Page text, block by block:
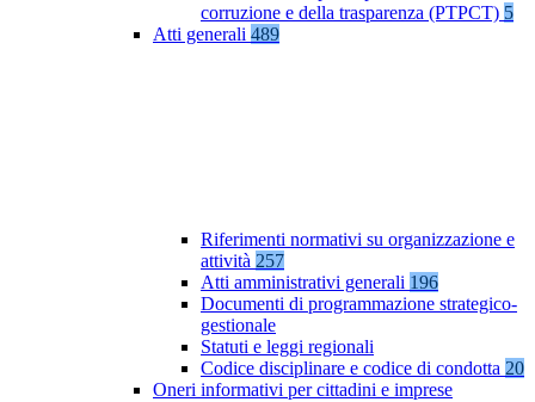
corruzione e della trasparenza (PTPCT) 5
Atti generali 489
Riferimenti normativi su organizzazione e
attività 257
Atti amministrativi generali 196
Documenti di programmazione strategico-
gestionale
Statuti e leggi regionali
Codice disciplinare e codice di condotta 20
Oneri informativi per cittadini e imprese